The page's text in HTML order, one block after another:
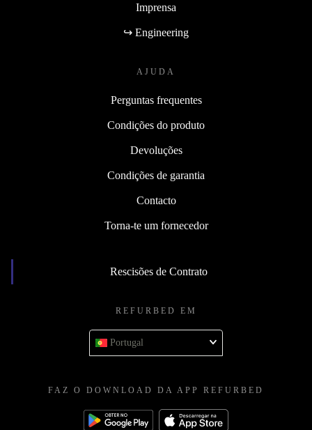
Imprensa
↪ Engineering
AJUDA
Perguntas frequentes
Condições do produto
Devoluções
Condições de garantia
Contacto
Torna-te um fornecedor
Rescisões de Contrato
REFURBED EM
Portugal
FAZ O DOWNLOAD DA APP REFURBED